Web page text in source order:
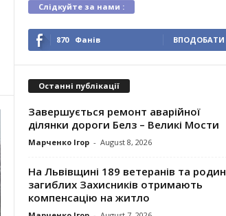
Слідкуйте за нами :
870 Фанів ВПОДОБАТИ
Останні публікації
Завершується ремонт аварійної
ділянки дороги Белз – Великі Мости
Марченко Ігор - August 8, 2026
На Львівщині 189 ветеранів та родин
загиблих Захисників отримають
компенсацію на житло